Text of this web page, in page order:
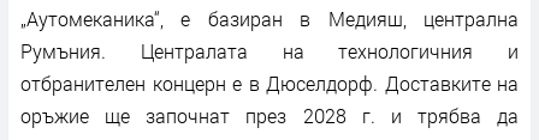
„Аутомеканика“, е базиран в Медияш, централна
Румъния. Централата на технологичния и
отбранителен концерн е в Дюселдорф. Доставките на
оръжие ще започнат през 2028 г. и трябва да